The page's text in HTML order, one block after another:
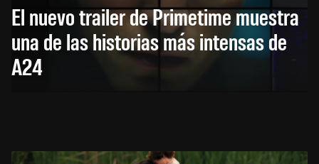
El nuevo trailer de Primetime muestra
una de las historias más intensas de
A24